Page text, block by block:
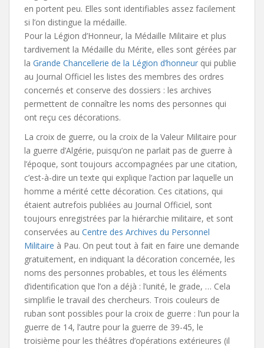
en portent peu. Elles sont identifiables assez facilement
si l’on distingue la médaille.
Pour la Légion d’Honneur, la Médaille Militaire et plus
tardivement la Médaille du Mérite, elles sont gérées par
la Grande Chancellerie de la Légion d’honneur qui publie
au Journal Officiel les listes des membres des ordres
concernés et conserve des dossiers : les archives
permettent de connaître les noms des personnes qui
ont reçu ces décorations.
La croix de guerre, ou la croix de la Valeur Militaire pour
la guerre d’Algérie, puisqu’on ne parlait pas de guerre à
l’époque, sont toujours accompagnées par une citation,
c’est-à-dire un texte qui explique l’action par laquelle un
homme a mérité cette décoration. Ces citations, qui
étaient autrefois publiées au Journal Officiel, sont
toujours enregistrées par la hiérarchie militaire, et sont
conservées au Centre des Archives du Personnel
Militaire à Pau. On peut tout à fait en faire une demande
gratuitement, en indiquant la décoration concernée, les
noms des personnes probables, et tous les éléments
d’identification que l’on a déjà : l’unité, le grade, … Cela
simplifie le travail des chercheurs. Trois couleurs de
ruban sont possibles pour la croix de guerre : l’un pour la
guerre de 14, l’autre pour la guerre de 39-45, le
troisième pour les théâtres d’opérations extérieures (il